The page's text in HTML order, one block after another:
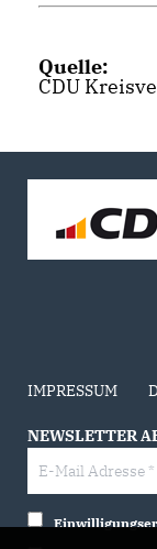
Quelle:
CDU
IMPRESSUM
NEWSLETTER